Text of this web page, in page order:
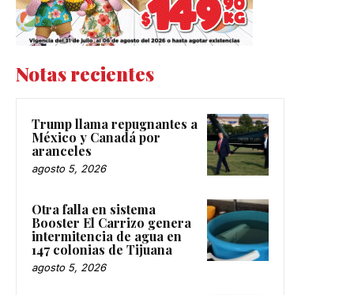
Notas recientes
Trump llama repugnantes a
México y Canadá por
aranceles
agosto 5, 2026
Otra falla en sistema
Booster El Carrizo genera
intermitencia de agua en
147 colonias de Tijuana
agosto 5, 2026